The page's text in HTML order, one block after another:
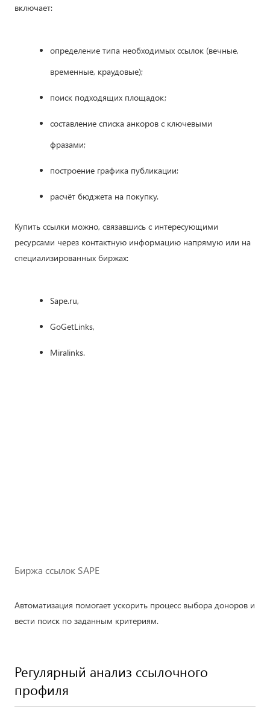
включает:
определение типа необходимых ссылок (вечные,
временные, краудовые);
поиск подходящих площадок;
составление списка анкоров с ключевыми
фразами;
построение графика публикации;
расчёт бюджета на покупку.
Купить ссылки можно, связавшись с интересующими
ресурсами через контактную информацию напрямую или на
специализированных биржах:
Sape.ru,
GoGetLinks,
Miralinks.
Биржа ссылок SAPE
Автоматизация помогает ускорить процесс выбора доноров и
вести поиск по заданным критериям.
Регулярный анализ ссылочного
профиля